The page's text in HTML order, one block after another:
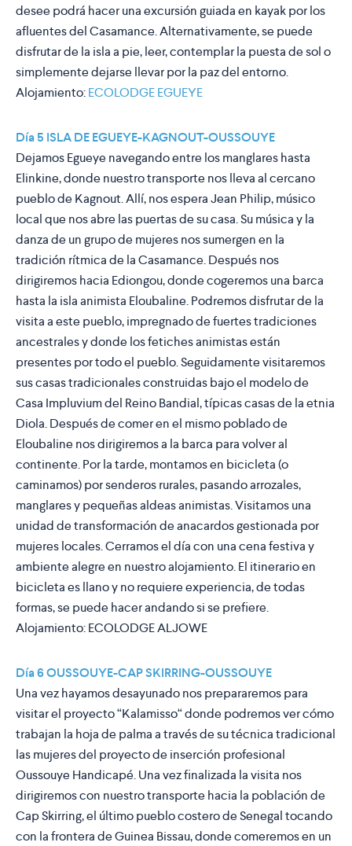
desee podrá hacer una excursión guiada en kayak por los
afluentes del Casamance. Alternativamente, se puede
disfrutar de la isla a pie, leer, contemplar la puesta de sol o
simplemente dejarse llevar por la paz del entorno.
Alojamiento:ECOLODGE EGUEYE
Día 5 ISLA DE EGUEYE-KAGNOUT-OUSSOUYE
Dejamos Egueye navegando entre los manglares hasta
Elinkine, donde nuestro transporte nos lleva al cercano
pueblo de Kagnout. Allí, nos espera Jean Philip, músico
local que nos abre las puertas de su casa. Su música y la
danza de un grupo de mujeres nos sumergen en la
tradición rítmica de la Casamance. Después nos
dirigiremos hacia Ediongou, donde cogeremos una barca
hasta la isla animista Eloubaline. Podremos disfrutar de la
visita a este pueblo, impregnado de fuertes tradiciones
ancestrales y donde los fetiches animistas están
presentes por todo el pueblo. Seguidamente visitaremos
sus casas tradicionales construidas bajo el modelo de
Casa Impluvium del Reino Bandial, típicas casas de la etnia
Diola. Después de comer en el mismo poblado de
Eloubaline nos dirigiremos a la barca para volver al
continente. Por la tarde, montamos en bicicleta (o
caminamos) por senderos rurales, pasando arrozales,
manglares y pequeñas aldeas animistas. Visitamos una
unidad de transformación de anacardos gestionada por
mujeres locales. Cerramos el día con una cena festiva y
ambiente alegre en nuestro alojamiento. El itinerario en
bicicleta es llano y no requiere experiencia, de todas
formas, se puede hacer andando si se prefiere.
Alojamiento:ECOLODGE ALJOWE
Día 6 OUSSOUYE-CAP SKIRRING-OUSSOUYE
Una vez hayamos desayunado nos prepararemos para
visitar el proyecto “Kalamisso“ donde podremos ver cómo
trabajan la hoja de palma a través de su técnica tradicional
las mujeres del proyecto de inserción profesional
Oussouye Handicapé. Una vez finalizada la visita nos
dirigiremos con nuestro transporte hacia la población de
Cap Skirring, el último pueblo costero de Senegal tocando
con la frontera de Guinea Bissau, donde comeremos en un